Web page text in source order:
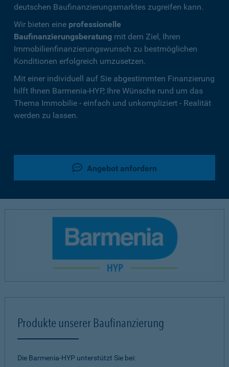
deutschen Baufinanzierungsmarktes zugreifen kann.
Wir bieten eine professionelle
Baufinanzierungsberatung mit dem Ziel, Ihren
Immobilienfinanzierungswunsch zu bestmöglichen
Konditionen erfolgreich umzusetzen.
Mit einer individuell auf Sie abgestimmten Finanzierung
hilft Ihnen Barmenia-HYP, Ihre Wünsche rund um das
Thema Immobilie - einfach und unkompliziert - Realität
werden zu lassen.
Angebot anfordern
Produkte unserer Baufinanzierung
Die Barmenia-HYP unterstützt Sie bei: